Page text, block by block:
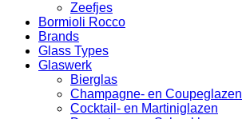
Zeefjes
Bormioli Rocco
Brands
Glass Types
Glaswerk
Bierglas
Champagne- en Coupeglazen
Cocktail- en Martiniglazen